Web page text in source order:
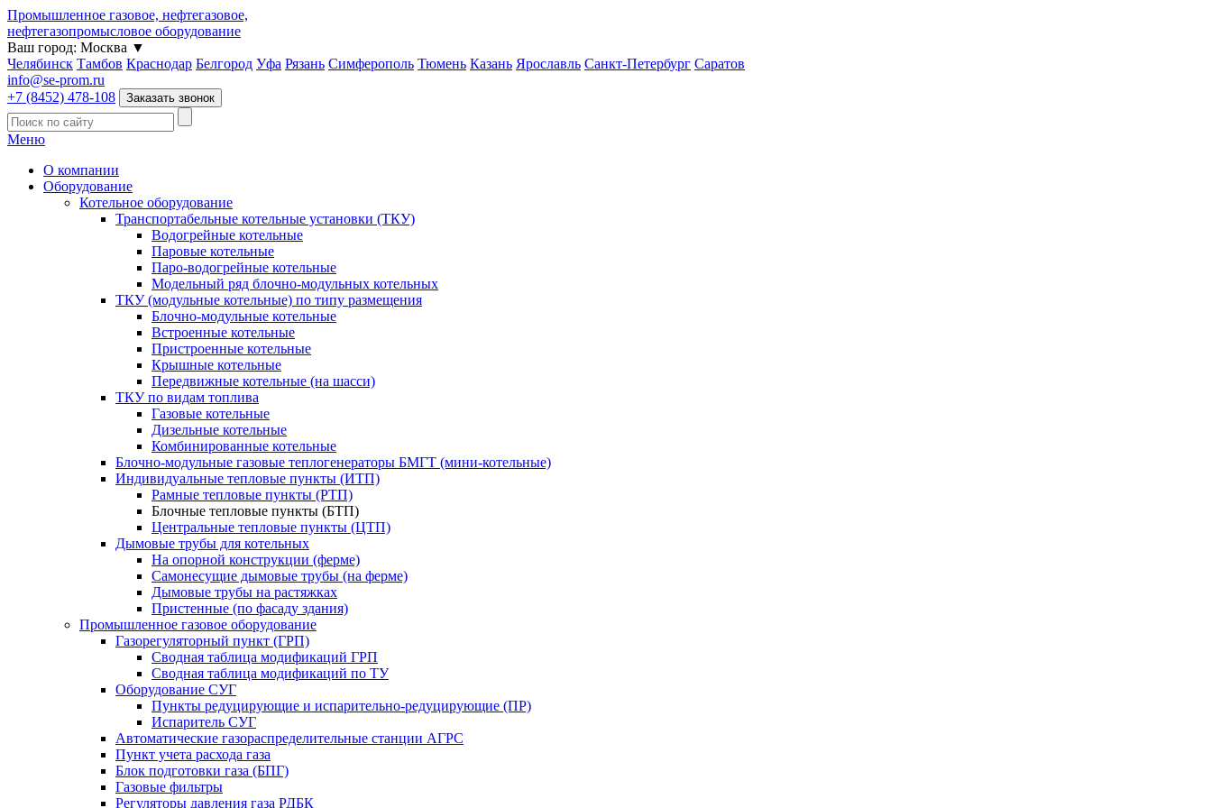
Промышленное газовое, нефтегазовое,
нефтегазопромысловое оборудование
Ваш город: Москва ▼
Челябинск Тамбов Краснодар Белгород Уфа Рязань Симферополь Тюмень Казань Ярославль Санкт-Петербург Саратов
info@se-prom.ru
+7 (8452) 478-108
Заказать звонок
Меню
О компании
Оборудование
Котельное оборудование
Транспортабельные котельные установки (ТКУ)
Водогрейные котельные
Паровые котельные
Паро-водогрейные котельные
Модельный ряд блочно-модульных котельных
ТКУ (модульные котельные) по типу размещения
Блочно-модульные котельные
Встроенные котельные
Пристроенные котельные
Крышные котельные
Передвижные котельные (на шасси)
ТКУ по видам топлива
Газовые котельные
Дизельные котельные
Комбинированные котельные
Блочно-модульные газовые теплогенераторы БМГТ (мини-котельные)
Индивидуальные тепловые пункты (ИТП)
Рамные тепловые пункты (РТП)
Блочные тепловые пункты (БТП)
Центральные тепловые пункты (ЦТП)
Дымовые трубы для котельных
На опорной конструкции (ферме)
Самонесущие дымовые трубы (на ферме)
Дымовые трубы на растяжках
Пристенные (по фасаду здания)
Промышленное газовое оборудование
Газорегуляторный пункт (ГРП)
Сводная таблица модификаций ГРП
Сводная таблица модификаций по ТУ
Оборудование СУГ
Пункты редуцирующие и испарительно-редуцирующие (ПР)
Испаритель СУГ
Автоматические газораспределительные станции АГРС
Пункт учета расхода газа
Блок подготовки газа (БПГ)
Газовые фильтры
Регуляторы давления газа РДБК